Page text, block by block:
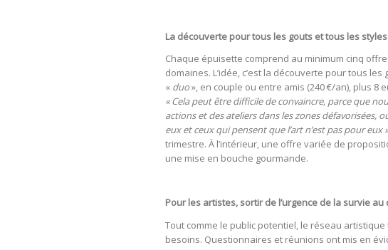
La découverte pour tous les gouts et tous les styles
Chaque épuisette comprend au minimum cinq
domaines. L’idée, c’est la découverte pour tous
« duo», en couple ou entre amis (240 €/an), plus 8
« Cela peut être difficile de convaincre, parce que
actions et des ateliers dans les zones défavorisées,
eux et ceux qui pensent que l’art n’est pas pour eux »
trimestre. À l’intérieur, une offre variée de
une mise en bouche gourmande.
Pour les artistes, sortir de l’urgence de la survie
Tout comme le public potentiel, le réseau
besoins. Questionnaires et réunions ont mis en